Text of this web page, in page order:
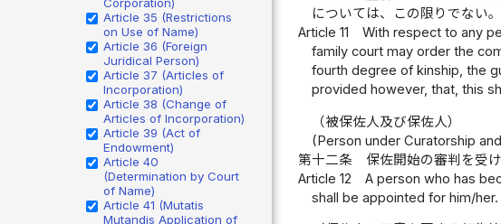
Article 35 (Restrictions
on Use of Name)
Article 36 (Foreign
Juridical Person)
Article 37 (Articles of
Incorporation)
Article 38 (Change of
Articles of Incorporation)
Article 39 (Act of
Endowment)
Article 40
(Determination by Court
of Name)
Article 41 (Mutatis
Mutandis Application of
については、この限りでない。
Article 11
With respect to any
family court may order the
fourth degree of kinship, the
provided however, that, this
（被保佐人及び保佐人）
(Person under Curatorship
第十二条
保佐開始の審判を受
Article 12
A person who has
shall be appointed for him/her.